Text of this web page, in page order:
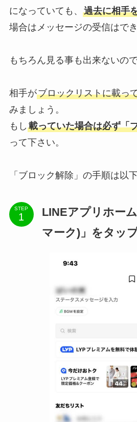
になっていても、 過去に相手
場合はメッセージの受信はでき
もちろん見る事も出来ないの
相手がブロックリストに載っ
みましょう。
もし 載っていた場合は必ず「
って下さい。
「ブロック解除」の手順は以
STEP
LINEアプリホー
マーク)」をタッ